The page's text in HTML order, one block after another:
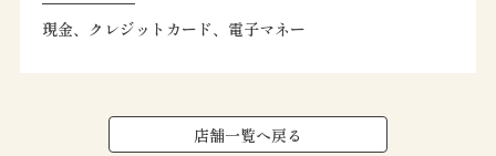
現金、クレジットカード、電子マネー
店舗一覧へ戻る